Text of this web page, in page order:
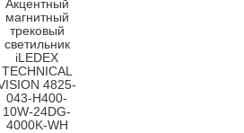
Акцентный
магнитный
трековый
светильник
iLEDEX
TECHNICAL
4825-
043-H400-
10W-24DG-
4000K-WH